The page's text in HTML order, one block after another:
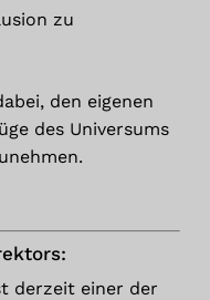
Produkte im
zu
den eigenen
des Universums
derzeit einer der